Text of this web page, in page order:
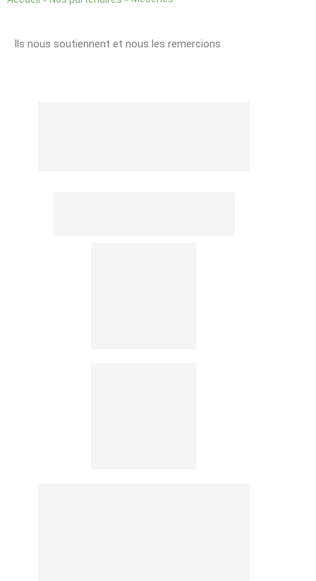
Ils nous soutiennent et nous les remercions